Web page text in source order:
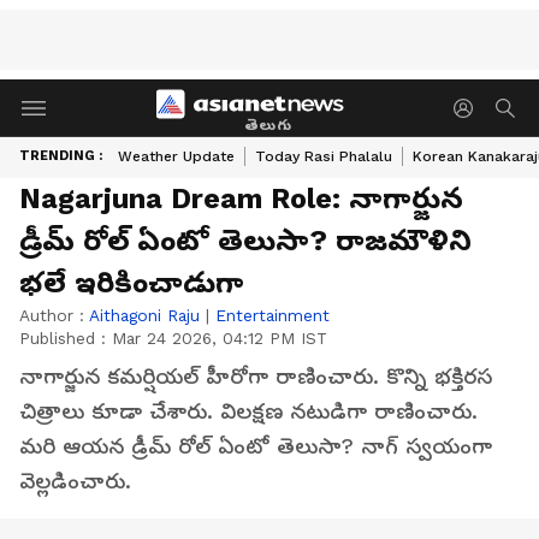
తెలుగు
TRENDING : Weather Update Today Rasi Phalalu Korean
Nagarjuna Dream Role: నాగార్జున
డ్రీమ్‌ రోల్‌ ఏంటో తెలుసా? రాజమౌళిని
భలే ఇరికించాడుగా
Author : Aithagoni Raju | Entertainment
Published : Mar 24 2026, 04:12 PM IST
నాగార్జున కమర్షియల్‌ హీరోగా రాణించారు. కొన్ని భక్తిరస
చిత్రాలు కూడా చేశారు. విలక్షణ నటుడిగా రాణించారు.
మరి ఆయన డ్రీమ్‌ రోల్‌ ఏంటో తెలుసా? నాగ్‌ స్వయంగా
వెల్లడించారు.